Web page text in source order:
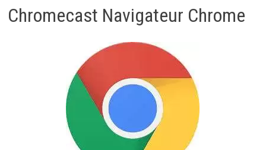
Chromecast Navigateur Chrome